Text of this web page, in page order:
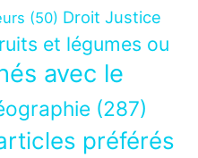
(50) Droit Justice
et légumes ou
avec le
(287)
préférés